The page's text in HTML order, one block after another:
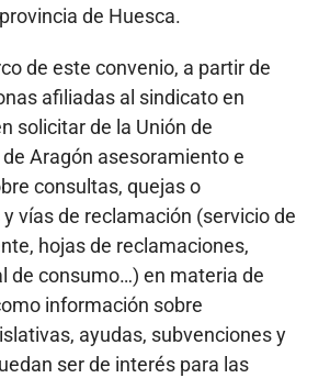
de Huesca.
de este convenio, a partir de
afiliadas al sindicato en
solicitar de la Unión de
Aragón asesoramiento e
consultas, quejas o
vías de reclamación (servicio de
hojas de reclamaciones,
de consumo…) en materia de
información sobre
ayudas, subvenciones y
ser de interés para las